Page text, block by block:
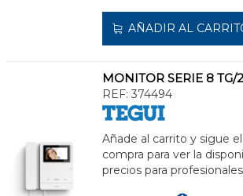
AÑADIR AL
MONITOR SERIE 8 TG/
REF: 374494
Añade al carrito y sigue
compra para ver la
precios para